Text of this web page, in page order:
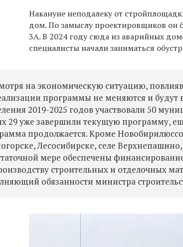
Накануне неподалеку от
дом. По замыслу проектировщиков он
3А. В 2024 году сюда из аварийных
специалисты начали заниматься
на экономическую ситуацию,
программы не меняются и
2019-2025 годов участвовали 50
29 уже завершили текущую программу,
продолжается. Кроме
Лесосибирске, селе
мере обеспечены
строительных и отделочных
обязанности министра